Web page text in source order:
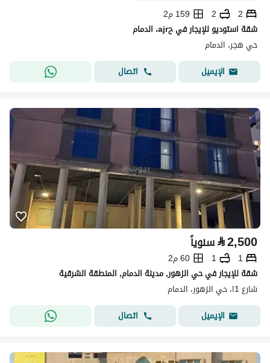
2
2
159 م2
شقة استوديو للإيجار في حajr، الدمام
حي هجر، الدمام
الإيميل
اتصال
⃁2,500 سنوياً
1
1
60 م2
شقة للإيجار في حي الزهور, مدينة الدمام, المنطقة الشرقية
شارع 1ا، حي الزهور، الدمام
الإيميل
اتصال